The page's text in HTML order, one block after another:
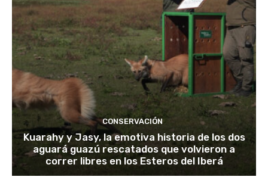
CONSERVACIÓN
Kuarahy y Jasy, la emotiva historia de los dos
aguará guazú rescatados que volvieron a
correr libres en los Esteros del Iberá